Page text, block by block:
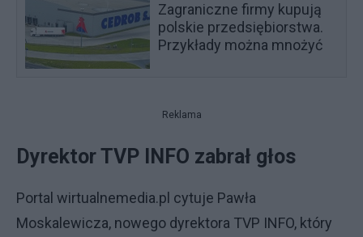
Zagraniczne firmy kupują
polskie przedsiębiorstwa.
Przykłady można mnożyć
Reklama
Dyrektor TVP INFO zabrał głos
Portal wirtualnemedia.pl cytuje Pawła
Moskalewicza, nowego dyrektora TVP INFO, który